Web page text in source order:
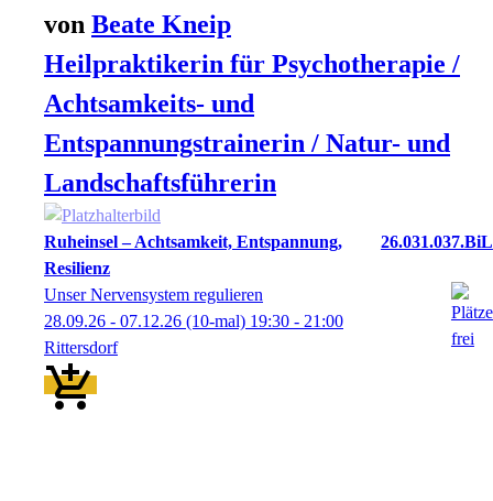
von Beate Kneip
Heilpraktikerin für Psychotherapie /
Achtsamkeits- und
Entspannungstrainerin / Natur- und
Landschaftsführerin
Ruheinsel – Achtsamkeit, Entspannung,
Resilienz
26.031.037.BiL
Unser Nervensystem regulieren
28.09.26 - 07.12.26 (10-mal) 19:30 - 21:00
Rittersdorf